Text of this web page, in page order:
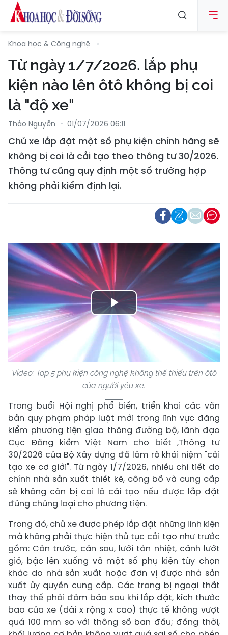
Khoa học & Công nghệ
Từ ngày 1/7/2026. lắp phụ
kiện nào lên ôtô không bị coi
là "độ xe"
Thảo Nguyễn 01/07/2026 06:11
Chủ xe lắp đặt một số phụ kiện chính hãng sẽ
không bị coi là cải tạo theo thông tư 30/2026.
Thông tư cũng quy định một số trường hợp
không phải kiểm định lại.
Play
Video
Video: Top 5 phụ kiện công nghệ không thể thiếu trên ôtô
của người yêu xe.
Trong buổi Hội nghị phổ biến, triển khai các văn
bản quy phạm pháp luật mới trong lĩnh vực đăng
kiểm phương tiện giao thông đường bộ, lãnh đạo
Cục Đăng kiểm Việt Nam cho biết ,Thông tư
30/2026 của Bộ Xây dựng đã làm rõ khái niệm "cải
tạo xe cơ giới". Từ ngày 1/7/2026, nhiều chi tiết do
chính nhà sản xuất thiết kê, công bố và cung cấp
sẽ không còn bị coi là cải tạo nếu được lắp đặt
đúng chủng loại cho phương tiện.
Trong đó, chủ xe được phép lắp đặt những linh kiện
mà không phải thực hiện thủ tục cải tạo như trước
gồm: Cản trước, cản sau, lưới tản nhiệt, cánh lướt
gió, bậc lên xuống và một số phụ kiện tùy chọn
khác do nhà sản xuất hoặc đơn vị được nhà sản
xuất ủy quyền cung cấp. Các trang bị ngoại thất
thay thế phải đảm báo sau khi lắp đặt, kích thước
bao của xe (dài x rộng x cao) thực tế không vượt
quá 100 mm so với thông số ban đầu; đồng thời,